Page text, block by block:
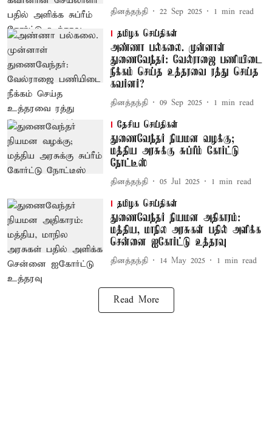
தினத்தந்தி 22 Sep 2025 1 min read
தமிழக செய்திகள்
அண்ணா பல்கலை. முன்னாள்
துணைவேந்தர்: வேல்ராஜை பணியிடை
நீக்கம் செய்த உத்தரவை ரத்து செய்த
கவர்னர்?
தினத்தந்தி 09 Sep 2025 1 min read
தேசிய செய்திகள்
துணைவேந்தர் நியமன வழக்கு;
மத்திய அரசுக்கு சுப்ரீம் கோர்ட்டு
நோட்டீஸ்
தினத்தந்தி 05 Jul 2025 1 min read
தமிழக செய்திகள்
துணைவேந்தர் நியமன அதிகாரம்:
மத்திய, மாநில அரசுகள் பதில் அளிக்க
சென்னை ஐகோர்ட்டு உத்தரவு
தினத்தந்தி 14 May 2025 1 min read
Read More